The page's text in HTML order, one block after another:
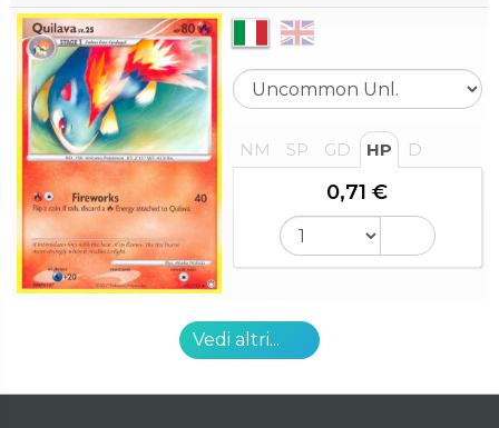
NM SP GD HP D
0,71 €
Vedi altri...